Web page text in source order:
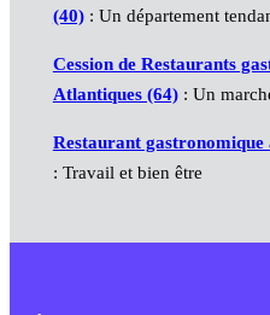
(40): Un département
Cession de Restaurants
Atlantiques (64): Un
Restaurant gastronomique
: Travail et bien être